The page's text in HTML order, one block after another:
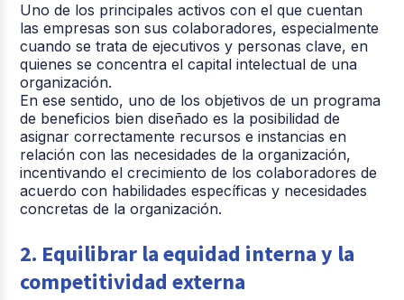
Uno de los principales activos con el que cuentan
las empresas son sus colaboradores, especialmente
cuando se trata de ejecutivos y personas clave, en
quienes se concentra el capital intelectual de una
organización.
En ese sentido, uno de los objetivos de un programa
de beneficios bien diseñado es la posibilidad de
asignar correctamente recursos e instancias en
relación con las necesidades de la organización,
incentivando el crecimiento de los colaboradores de
acuerdo con habilidades específicas y necesidades
concretas de la organización.
2. Equilibrar la equidad interna y la
competitividad externa